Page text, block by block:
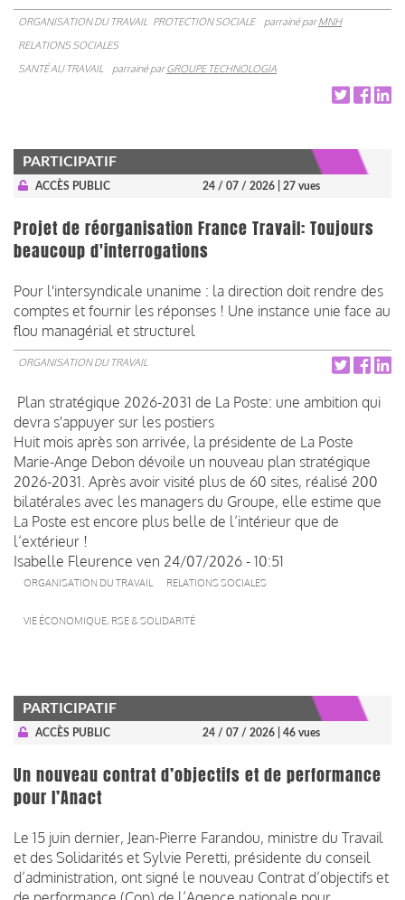
ORGANISATION DU TRAVAIL PROTECTION SOCIALE parrainé parMNH
RELATIONS SOCIALES
SANTÉ AU TRAVAIL
parrainé parGROUPE TECHNOLOGIA
PARTICIPATIF
ACCÈS PUBLIC 24 / 07 / 2026 | 27 vues
Projet de réorganisation France Travail: Toujours
beaucoup d'interrogations
Pour l'intersyndicale unanime : la direction doit rendre des
comptes et fournir les réponses ! Une instance unie face au
flou managérial et structurel
ORGANISATION DU TRAVAIL
Plan stratégique 2026-2031 de La Poste: une ambition qui
devra s'appuyer sur les postiers
Huit mois après son arrivée, la présidente de La Poste
Marie-Ange Debon dévoile un nouveau plan stratégique
2026-2031. Après avoir visité plus de 60 sites, réalisé 200
bilatérales avec les managers du Groupe, elle estime que
La Poste est encore plus belle de l’intérieur que de
l’extérieur !
Isabelle Fleurence ven 24/07/2026 - 10:51
ORGANISATION DU TRAVAIL RELATIONS SOCIALES
VIE ÉCONOMIQUE, RSE & SOLIDARITÉ
PARTICIPATIF
ACCÈS PUBLIC 24 / 07 / 2026 | 46 vues
Un nouveau contrat d’objectifs et de performance
pour l’Anact
Le 15 juin dernier, Jean-Pierre Farandou, ministre du Travail
et des Solidarités et Sylvie Peretti, présidente du conseil
d’administration, ont signé le nouveau Contrat d’objectifs et